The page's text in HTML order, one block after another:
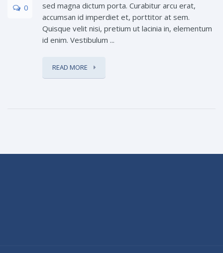
0
sed magna dictum porta. Curabitur arcu erat,
accumsan id imperdiet et, porttitor at sem.
Quisque velit nisi, pretium ut lacinia in, elementum
id enim. Vestibulum ...
READ MORE